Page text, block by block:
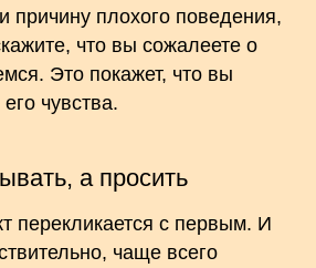
причину плохого поведения,
что вы сожалеете о
Это покажет, что вы
чувства.
а просить
перекликается с первым. И
чаще всего